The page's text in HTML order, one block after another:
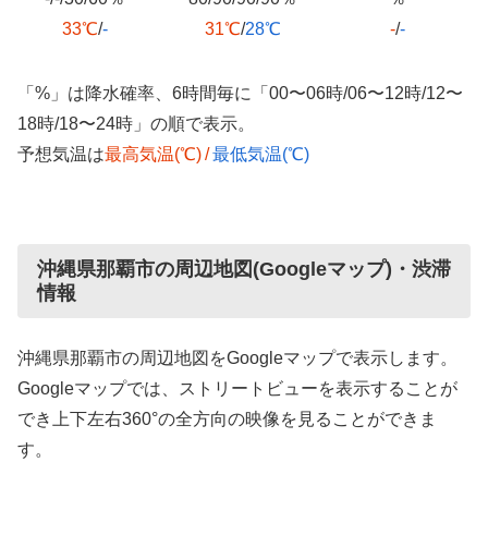
33℃/-
31℃/28℃
-/-
「%」は降水確率、6時間毎に「00〜06時/06〜12時/12〜
18時/18〜24時」の順で表示。
予想気温は最高気温(℃)/最低気温(℃)
沖縄県那覇市の周辺地図(Googleマップ)・渋滞
情報
沖縄県那覇市の周辺地図をGoogleマップで表示します。
Googleマップでは、ストリートビューを表示することが
でき上下左右360°の全方向の映像を見ることができま
す。